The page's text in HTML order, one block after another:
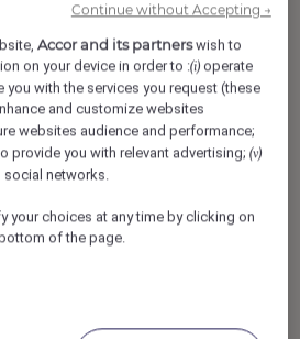
la operación integral del
garantizando los más
presentación, confort y
residencias, villas y áreas
una experiencia de lujo
residentes e invitados,
de Fairmont Hotels &
la limpieza, presentación y
Accor and its partnerswish to
on your device in order to :(i) operate
with the services you request (these
and customize websites
websites audience and performance;
provide you with relevant advertising;(v)
social networks.
your choices at any time by clicking on
of the page.
Continue without Accepting →